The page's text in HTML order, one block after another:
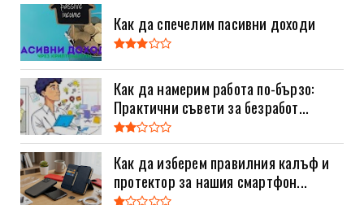
Как да спечелим пасивни доходи
Как да намерим работа по-бързо:
Практични съвети за безработ...
Как да изберем правилния калъф и
протектор за нашия смартфон...